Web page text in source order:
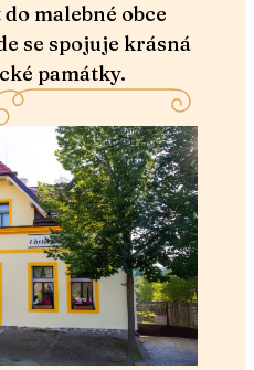
malebné obce
se spojuje krásná
památky.